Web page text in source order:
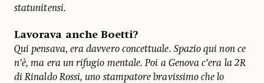
statunitensi.
Lavorava anche Boetti?
Qui pensava, era davvero concettuale. Spazio qui non ce
n’è, ma era un rifugio mentale. Poi a Genova c’era la 2R
di Rinaldo Rossi, uno stampatore bravissimo che lo